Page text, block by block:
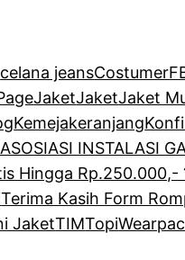
celana jeansCostumer
JaketJaketJaket
Kemejakeranjang
INSTALASI
Hingga Rp.250.000,-
Terima Kasih Form
JaketTIMTopi